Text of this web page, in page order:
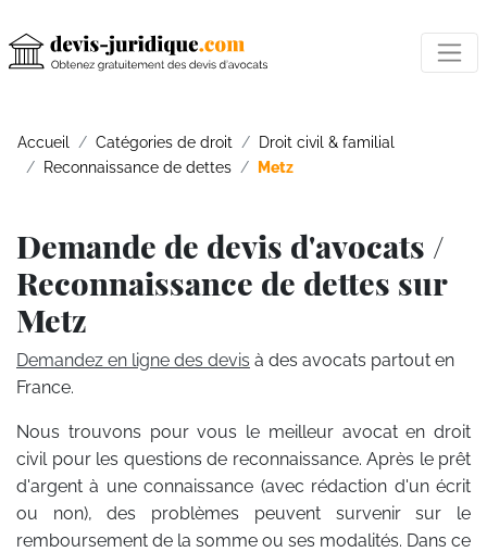
Accueil Catégories de droit
Droit civil & familial
Reconnaissance de dettes
Metz
Demande de devis d'avocats /
Reconnaissance de dettes sur
Metz
Demandez en ligne des devis à des avocats partout en
France.
Nous trouvons pour vous le meilleur avocat en droit
civil pour les questions de reconnaissance. Après le prêt
d'argent à une connaissance (avec rédaction d'un écrit
ou non), des problèmes peuvent survenir sur le
remboursement de la somme ou ses modalités. Dans ce